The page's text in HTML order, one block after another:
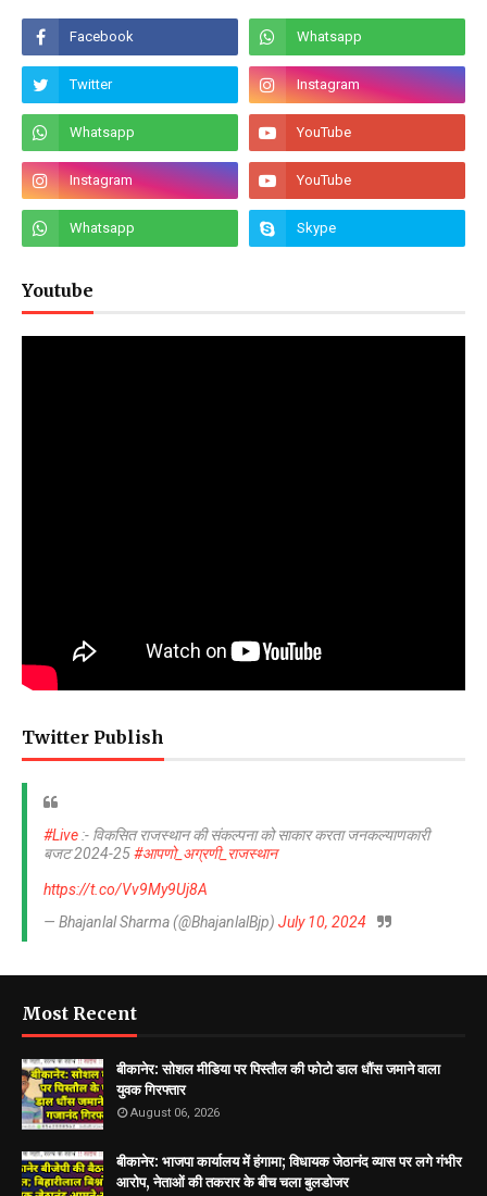
Youtube
Twitter Publish
#Live :- विकसित राजस्थान की संकल्पना को साकार करता जनकल्याणकारी
बजट 2024-25#आपणो_अग्रणी_राजस्थान
https://t.co/Vv9My9Uj8A
— Bhajanlal Sharma (@BhajanlalBjp) July 10, 2024
Most Recent
बीकानेर: सोशल मीडिया पर पिस्तौल की फोटो डाल धौंस जमाने वाला
युवक गिरफ्तार
August 06, 2026
बीकानेर: भाजपा कार्यालय में हंगामा; विधायक जेठानंद व्यास पर लगे गंभीर
आरोप, नेताओं की तकरार के बीच चला बुलडोजर